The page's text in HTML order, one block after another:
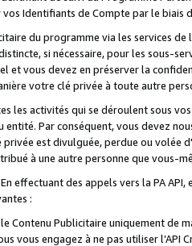
Identifiants de Compte par le biais
du programme via les services
si nécessaire, pour les sous-
et vous devez en préserver la
votre clé privée à toute autre
les activités qui se déroulent sous
Par conséquent, vous devez
est divulguée, perdue ou volée
à une autre personne que vous-
En effectuant des appels vers la PA
:
Contenu Publicitaire uniquement de
vous engagez à ne pas utiliser l’API